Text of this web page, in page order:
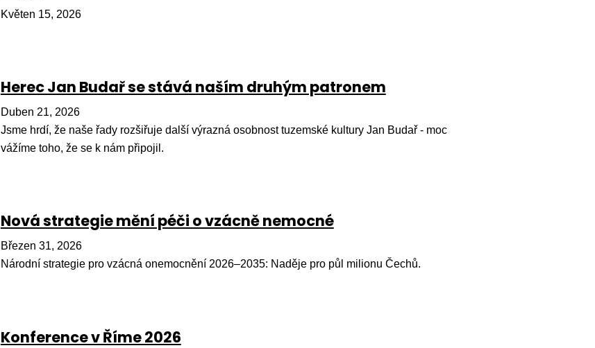
Květen 15, 2026
Herec Jan Budař se stává naším druhým patronem
Duben 21, 2026
Jsme hrdí, že naše řady rozšiřuje další výrazná osobnost tuzemské kultury Jan Budař - moc
vážíme toho, že se k nám připojil.
Nová strategie mění péči o vzácně nemocné
Březen 31, 2026
Národní strategie pro vzácná onemocnění 2026–2035: Naděje pro půl milionu Čechů.
Konference v Říme 2026